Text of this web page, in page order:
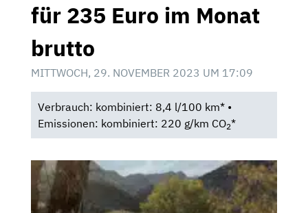
für 235 Euro im Monat
brutto
MITTWOCH, 29. NOVEMBER 2023 UM 17:09
Verbrauch: kombiniert: 8,4 l/100 km* •
Emissionen: kombiniert: 220 g/km CO2*